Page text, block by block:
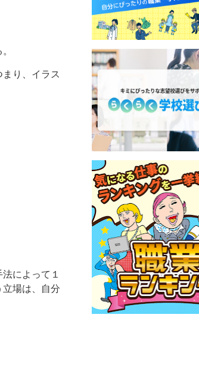
り、イラス
によって１
場は、自分